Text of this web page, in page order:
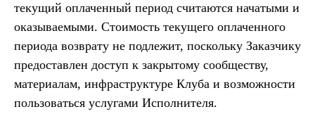
текущий оплаченный период считаются начатыми и
оказываемыми. Стоимость текущего оплаченного
периода возврату не подлежит, поскольку Заказчику
предоставлен доступ к закрытому сообществу,
материалам, инфраструктуре Клуба и возможности
пользоваться услугами Исполнителя.